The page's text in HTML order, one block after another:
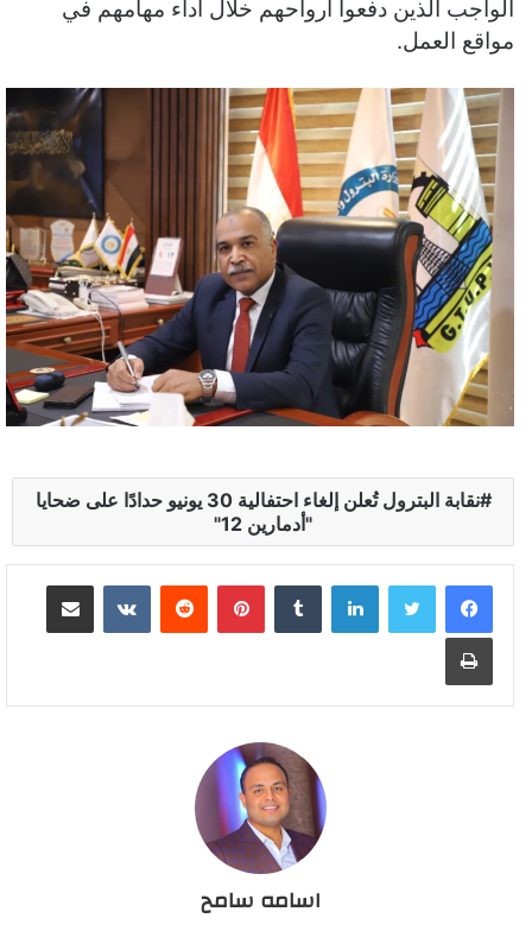
الواجب الذين دفعوا أرواحهم خلال أداء مهامهم في
مواقع العمل.
نقابة البترول تُعلن إلغاء احتفالية 30 يونيو حدادًا على ضحايا
"أدمارين 12"
لينكدإن بينتيريست مشاركة عبر البريد
طباعة
اسامه سامح